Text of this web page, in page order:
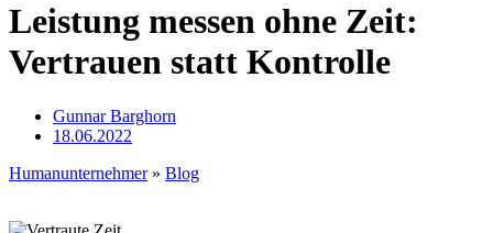
Leistung messen ohne Zeit:
Vertrauen statt Kontrolle
Gunnar Barghorn
18.06.2022
Humanunternehmer» Blog